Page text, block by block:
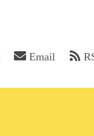
Email